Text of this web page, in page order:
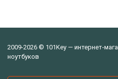
2009-2026 © 101Key — интернет-
ноутбуков